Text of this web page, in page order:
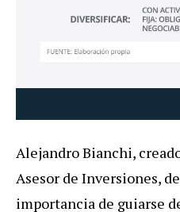
Alejandro Bianchi,
Asesor de Inversiones,
importancia de guiarse